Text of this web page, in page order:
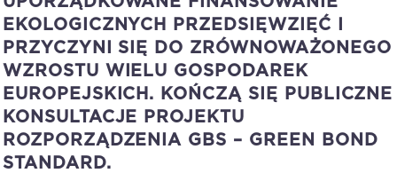
EKOLOGICZNYCH PRZEDSIĘWZIĘĆ I
PRZYCZYNI SIĘ DO ZRÓWNOWAŻONEGO
WZROSTU WIELU GOSPODAREK
EUROPEJSKICH. KOŃCZĄ SIĘ PUBLICZNE
KONSULTACJE PROJEKTU
ROZPORZĄDZENIA GBS – GREEN BOND
STANDARD.